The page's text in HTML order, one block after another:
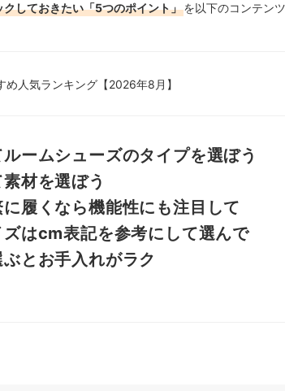
ェック！
しておきたい「5つのポイント」を以下のコンテン
め人気ランキング【2026年8月】
ームシューズのタイプを選ぼう
材を選ぼう
履くなら機能性にも注目して
はcm表記を参考にして選んで
とお手入れがラク